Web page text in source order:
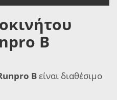
B
Bείναι διαθέσιμο